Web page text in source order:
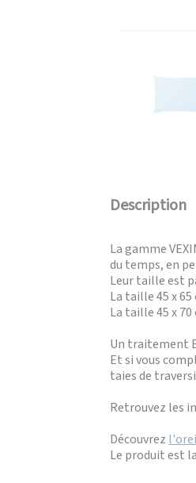
Description
La gamme
du temps, en
Leur taille est
La taille 45 x
La taille 45 x
Un traitement
Et si vous
taies de
Retrouvez les
Découvrez
Le produit est